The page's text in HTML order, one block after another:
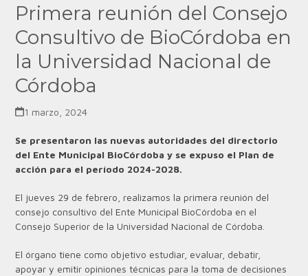
Primera reunión del Consejo
Consultivo de BioCórdoba en
la Universidad Nacional de
Córdoba
1 marzo, 2024
Se presentaron las nuevas autoridades del directorio
del Ente Municipal BioCórdoba y se expuso el Plan de
acción para el período 2024-2028.
El jueves 29 de febrero, realizamos la primera reunión del
consejo consultivo del Ente Municipal BioCórdoba en el
Consejo Superior de la Universidad Nacional de Córdoba.
El órgano tiene como objetivo estudiar, evaluar, debatir,
apoyar y emitir opiniones técnicas para la toma de decisiones